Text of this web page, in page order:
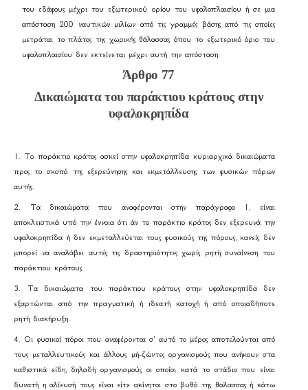
του εδάφους μέχρι του εξωτερικού ορίου του υφαλοπλαισίου ή σε μια
απόσταση 200 ναυτικών μιλίων από τις γραμμές βάσης από τις οποίες
μετράται το πλάτος της χωρικής θάλασσας όπου το εξωτερικό όριο του
υφαλοπλαισίου δεν εκτείνεται μέχρι αυτή την απόσταση.
Άρθρο 77
Δικαιώματα του παράκτιου κράτους στην
υφαλοκρηπίδα
1. Το παράκτιο κράτος ασκεί στην υφαλοκρηπίδα κυριαρχικά δικαιώματα
προς το σκοπό της εξερεύνησης και εκμετάλλευσης των φυσικών πόρων
αυτής.
2. Τα δικαιώματα που αναφέρονται στην παράγραφο 1, είναι
αποκλειστικά υπό την έννοια ότι άν το παράκτιο κράτος δεν εξερευνά την
υφαλοκρηπίδα ή δεν εκμεταλλεύεται τους φυσικούς της πόρους, κανείς δεν
μπορεί να αναλάβει αυτές τις δραστηριότητες χωρίς ρητή συναίνεση του
παράκτιου κράτους.
3. Τα δικαιώματα του παράκτιου κράτους στην υφαλοκρηπίδα δεν
εξαρτώνται από την πραγματική ή ιδεατή κατοχή ή από οποιαδήποτε
ρητή διακήρυξη.
4. Οι φυσικοί πόροι που αναφέρονται σ' αυτό το μέρος αποτελούνται από
τους μεταλλευτικούς και άλλους μή-ζώντες οργανισμούς που ανήκουν στα
καθιστικά είδη, δηλαδή οργανισμούς οι οποίοι κατά το στάδιο που είναι
δυνατή η αλίευσή τους είναι είτε ακίνητοι στο βυθό της θαλασσας ή κάτω